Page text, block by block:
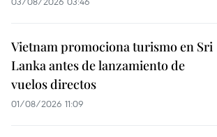
Vietnam promociona turismo en Sri
Lanka antes de lanzamiento de
vuelos directos
01/08/2026 11:09